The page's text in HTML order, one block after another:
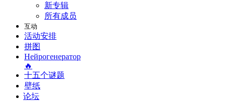
新专辑
所有成员
互动
活动安排
拼图
Нейрогенератор
🔥
十五个谜题
壁纸
论坛